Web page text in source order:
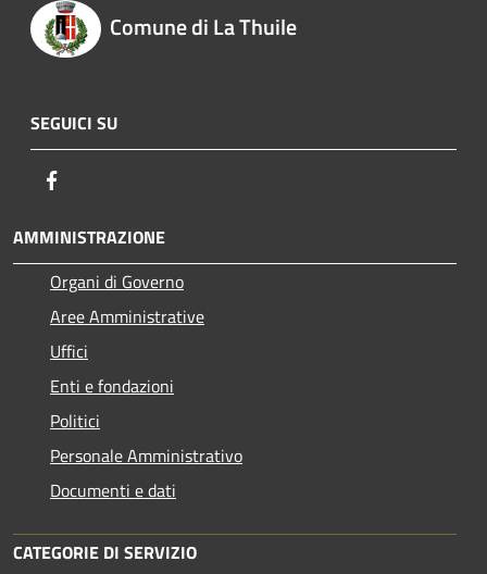
Comune di La Thuile
SEGUICI SU
AMMINISTRAZIONE
Organi di Governo
Aree Amministrative
Uffici
Enti e fondazioni
Politici
Personale Amministrativo
Documenti e dati
CATEGORIE DI SERVIZIO